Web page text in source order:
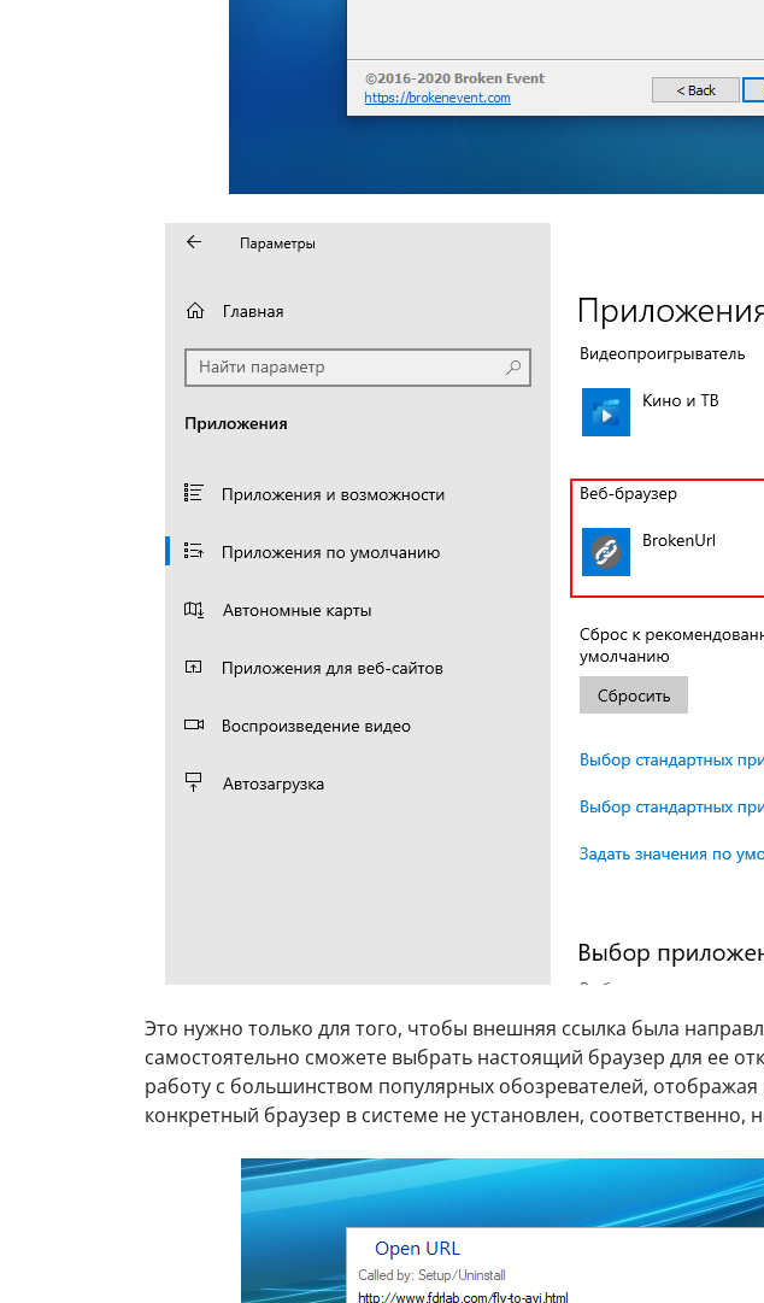
Это нужно только для того, чтобы внешняя ссылка была
самостоятельно сможете выбрать настоящий браузер для ее
работу с большинством популярных обозревателей, отображая
конкретный браузер в системе не установлен, соответственно,